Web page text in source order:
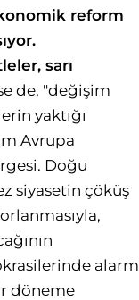
reform
sarı
de, "değişim
yaktığı
Avrupa
Doğu
siyasetin çöküş
alarm
döneme